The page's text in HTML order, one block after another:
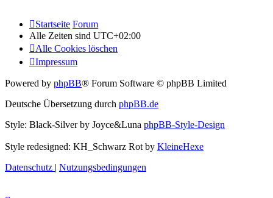
Startseite Forum
Alle Zeiten sind UTC+02:00
Alle Cookies löschen
Impressum
Powered by phpBB® Forum Software © phpBB Limited
Deutsche Übersetzung durch phpBB.de
Style: Black-Silver by Joyce&Luna phpBB-Style-Design
Style redesigned: KH_Schwarz Rot by KleineHexe
Datenschutz | Nutzungsbedingungen